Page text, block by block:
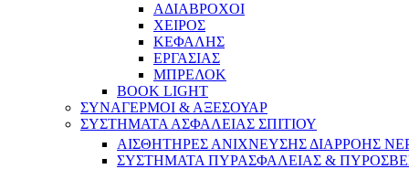
ΑΔΙΑΒΡΟΧΟΙ
ΧΕΙΡΟΣ
ΚΕΦΑΛΗΣ
ΕΡΓΑΣΙΑΣ
ΜΠΡΕΛΟΚ
BOOK LIGHT
ΣΥΝΑΓΕΡΜΟΙ & ΑΞΕΣΟΥΑΡ
ΣΥΣΤΗΜΑΤΑ ΑΣΦΑΛΕΙΑΣ ΣΠΙΤΙΟΥ
ΑΙΣΘΗΤΗΡΕΣ ΑΝΙΧΝΕΥΣΗΣ ΔΙΑΡΡΟΗΣ
ΣΥΣΤΗΜΑΤΑ ΠΥΡΑΣΦΑΛΕΙΑΣ &